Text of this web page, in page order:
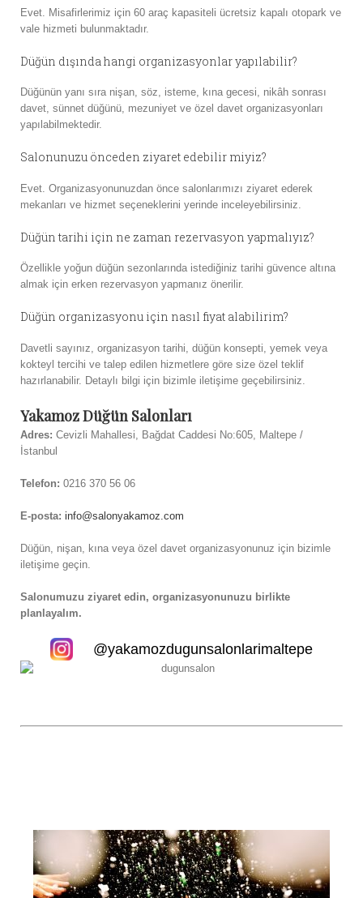
Evet. Misafirlerimiz için 60 araç kapasiteli ücretsiz kapalı otopark ve
vale hizmeti bulunmaktadır.
Düğün dışında hangi organizasyonlar yapılabilir?
Düğünün yanı sıra nişan, söz, isteme, kına gecesi, nikâh sonrası
davet, sünnet düğünü, mezuniyet ve özel davet organizasyonları
yapılabilmektedir.
Salonunuzu önceden ziyaret edebilir miyiz?
Evet. Organizasyonunuzdan önce salonlarımızı ziyaret ederek
mekanları ve hizmet seçeneklerini yerinde inceleyebilirsiniz.
Düğün tarihi için ne zaman rezervasyon yapmalıyız?
Özellikle yoğun düğün sezonlarında istediğiniz tarihi güvence altına
almak için erken rezervasyon yapmanız önerilir.
Düğün organizasyonu için nasıl fiyat alabilirim?
Davetli sayınız, organizasyon tarihi, düğün konsepti, yemek veya
kokteyl tercihi ve talep edilen hizmetlere göre size özel teklif
hazırlanabilir. Detaylı bilgi için bizimle iletişime geçebilirsiniz.
Yakamoz Düğün Salonları
Adres: Cevizli Mahallesi, Bağdat Caddesi No:605, Maltepe /
İstanbul
Telefon: 0216 370 56 06
E-posta: info@salonyakamoz.com
Düğün, nişan, kına veya özel davet organizasyonunuz için bizimle
iletişime geçin.
Salonumuzu ziyaret edin, organizasyonunuzu birlikte
planlayalım.
@yakamozdugunsalonlarimaltepe